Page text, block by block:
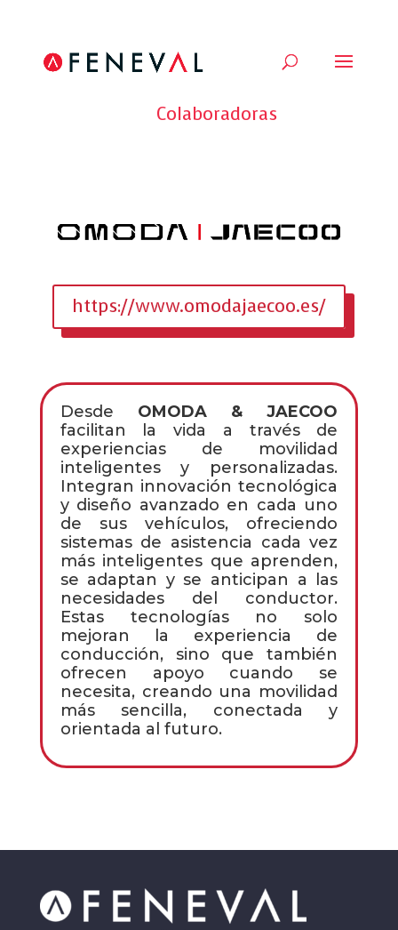
Colaboradoras
https://www.omodajaecoo.es/
Desde OMODA & JAECOO
facilitan la vida a través de
experiencias de movilidad
inteligentes y personalizadas.
Integran innovación tecnológica
y diseño avanzado en cada uno
de sus vehículos, ofreciendo
sistemas de asistencia cada vez
más inteligentes que aprenden,
se adaptan y se anticipan a las
necesidades del conductor.
Estas tecnologías no solo
mejoran la experiencia de
conducción, sino que también
ofrecen apoyo cuando se
necesita, creando una movilidad
más sencilla, conectada y
orientada al futuro.